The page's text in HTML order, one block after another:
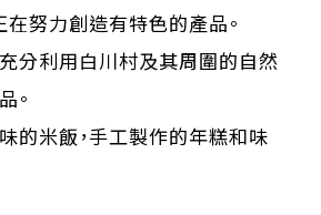
在努力創造有特色的產品。
分利用白川村及其周圍的自然
。
的米飯，手工製作的年糕和味